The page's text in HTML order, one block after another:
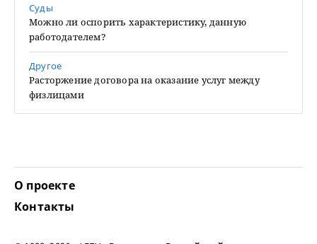
Суды
Можно ли оспорить характеристику, данную
работодателем?
Другое
Расторжение договора на оказание услуг между
физлицами
О проекте
Контакты